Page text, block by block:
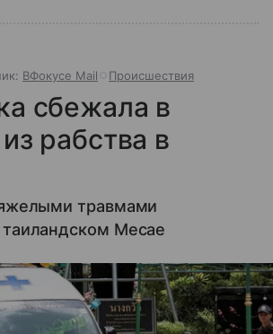
ВФокусе Mail Происшествия
сбежала в
рабства в
травмами
Месае